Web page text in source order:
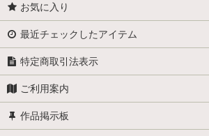
お気に入り
最近チェックしたアイテム
特定商取引法表示
ご利用案内
作品掲示板